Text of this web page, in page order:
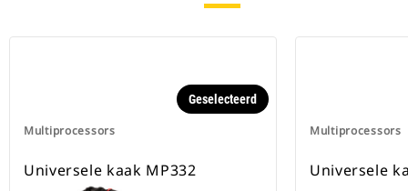
Multiprocessors
Geselecteerd
Universele kaak MP332
Multiprocessors
Universele